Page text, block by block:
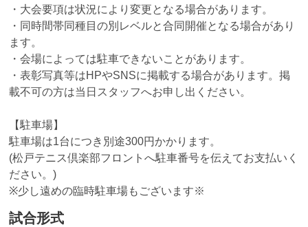
・大会要項は状況により変更となる場合があります。
・同時間帯同種目の別レベルと合同開催となる場合があり
ます。
・会場によっては駐車できないことがあります。
・表彰写真等はHPやSNSに掲載する場合があります。掲
載不可の方は当日スタッフへお申し出ください。
【駐車場】
駐車場は1台につき別途300円かかります。
(松戸テニス倶楽部フロントへ駐車番号を伝えてお支払いく
ださい。)
※少し遠めの臨時駐車場もございます※
試合形式